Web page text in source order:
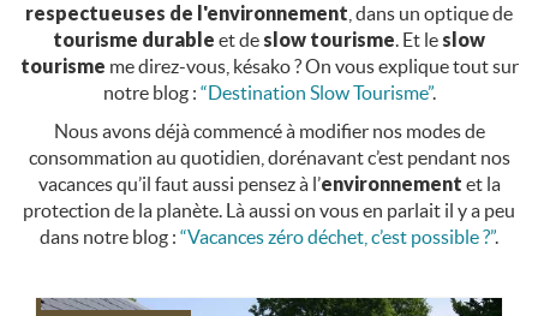
respectueuses de l'environnement , dans un optique de
tourisme durable et de slow tourisme. Et le slow
tourisme me direz-vous, késako ? On vous explique tout sur
notre blog : “Destination Slow Tourisme”.
Nous avons déjà commencé à modifier nos modes de
consommation au quotidien, dorénavant c’est pendant nos
vacances qu’il faut aussi pensez à l’environnement et la
protection de la planète. Là aussi on vous en parlait il y a peu
dans notre blog : “Vacances zéro déchet, c’est possible ?”.